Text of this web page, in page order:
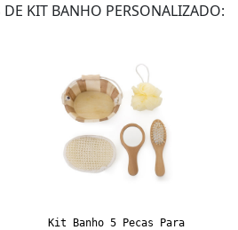
DE KIT BANHO PERSONALIZADO:
Kit Banho 5 Pecas Para